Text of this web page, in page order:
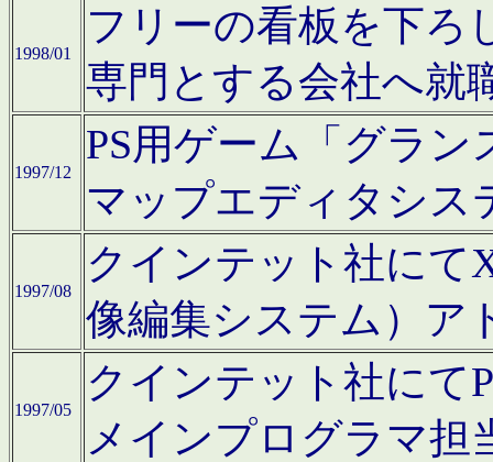
1998/01
フリーの看板を下ろ
専門とする会社へ就
1997/12
PS用ゲーム「グラン
マップエディタシス
1997/08
クインテット社にて
像編集システム）ア
1997/05
クインテット社にて
メインプログラマ担